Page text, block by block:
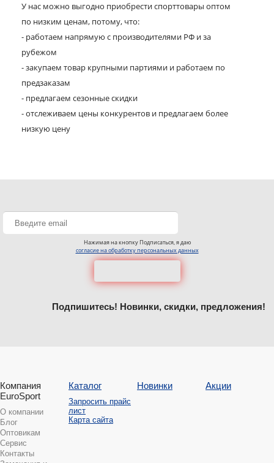
У нас можно выгодно приобрести спорттовары оптом
по низким ценам, потому, что:
- работаем напрямую с производителями РФ и за
рубежом
- закупаем товар крупными партиями и работаем по
предзаказам
- предлагаем сезонные скидки
- отслеживаем цены конкурентов и предлагаем более
низкую цену
Нажимая на кнопку Подписаться, я даю
согласие на обработку персональных данных
Подпишитесь! Новинки, скидки, предложения!
Компания
EuroSport
О компании
Блог
Оптовикам
Сервис
Контакты
Каталог
Запросить прайс
лист
Карта сайта
Новинки Акции